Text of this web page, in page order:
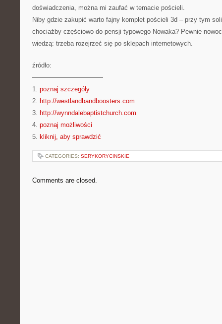
doświadczenia, można mi zaufać w temacie pościeli.
Niby gdzie zakupić warto fajny komplet pościeli 3d – przy tym
chociażby częściowo do pensji typowego Nowaka? Pewnie
wiedzą: trzeba rozejrzeć się po sklepach internetowych.
źródło:
———————————
1. poznaj szczegóły
2. http://westlandbandboosters.com
3. http://wynndalebaptistchurch.com
4. poznaj możliwości
5. kliknij, aby sprawdzić
CATEGORIES: SERYKORYCINSKIE
Comments are closed.